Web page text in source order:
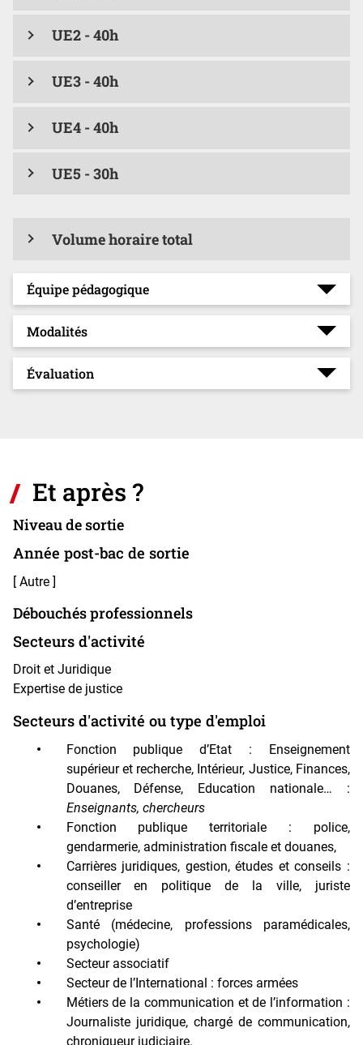
UE2 - 40h
UE3 - 40h
UE4 - 40h
UE5 - 30h
Volume horaire total
Équipe pédagogique
Modalités
Évaluation
Et après ?
Niveau de sortie
Année post-bac de sortie
[ Autre ]
Débouchés professionnels
Secteurs d'activité
Droit et Juridique
Expertise de justice
Secteurs d'activité ou type d'emploi
Fonction publique d’Etat : Enseignement
supérieur et recherche, Intérieur, Justice, Finances,
Douanes, Défense, Education nationale… :
Enseignants, chercheurs
Fonction publique territoriale : police,
gendarmerie, administration fiscale et douanes,
Carrières juridiques, gestion, études et conseils :
conseiller en politique de la ville, juriste
d’entreprise
Santé (médecine, professions paramédicales,
psychologie)
Secteur associatif
Secteur de l’International : forces armées
Métiers de la communication et de l’information :
Journaliste juridique, chargé de communication,
chroniqueur judiciaire.